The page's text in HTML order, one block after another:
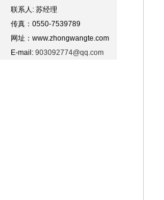
联系人: 苏经理
传真：0550-7539789
网址：www.zhongwangte.com
E-mail: 903092774@qq.com